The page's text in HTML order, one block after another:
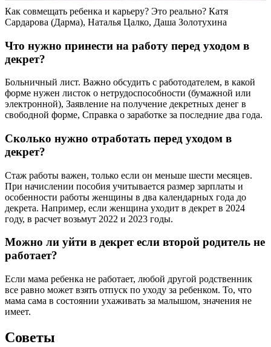
Как совмещать ребенка и карьеру? Это реально? Катя
Сардарова (Дарма), Наталья Цалко, Даша Золотухина
Что нужно принести на работу перед уходом в
декрет?
Больничный лист. Важно обсудить с работодателем, в какой
форме нужен листок о нетрудоспособности (бумажной или
электронной), Заявление на получение декретных денег в
свободной форме, Справка о заработке за последние два года.
Сколько нужно отработать перед уходом в
декрет?
Стаж работы важен, только если он меньше шести месяцев.
При начислении пособия учитывается размер зарплаты и
особенности работы женщины в два календарных года до
декрета. Например, если женщина уходит в декрет в 2024
году, в расчет возьмут 2022 и 2023 годы.
Можно ли уйти в декрет если второй родитель не
работает?
Если мама ребенка не работает, любой другой родственник
все равно может взять отпуск по уходу за ребенком. То, что
мама сама в состоянии ухаживать за малышом, значения не
имеет.
Советы